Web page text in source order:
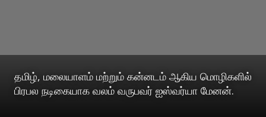
தமிழ், மலையாளம் மற்றும் கன்னடம் ஆகிய மொழிகளில்
பிரபல நடிகையாக வலம் வருபவர் ஐஸ்வர்யா மேனன்.